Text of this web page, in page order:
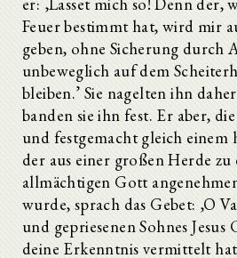
Feuer bestimmt hat, wird mir
geben, ohne Sicherung durch
unbeweglich auf dem
bleiben.’ Sie nagelten ihn
banden sie ihn fest. Er aber,
und festgemacht gleich
der aus einer großen Herde
allmächtigen Gott
wurde, sprach das Gebet: ‚O
und gepriesenen Sohnes Jesus
deine Erkenntnis vermittelt